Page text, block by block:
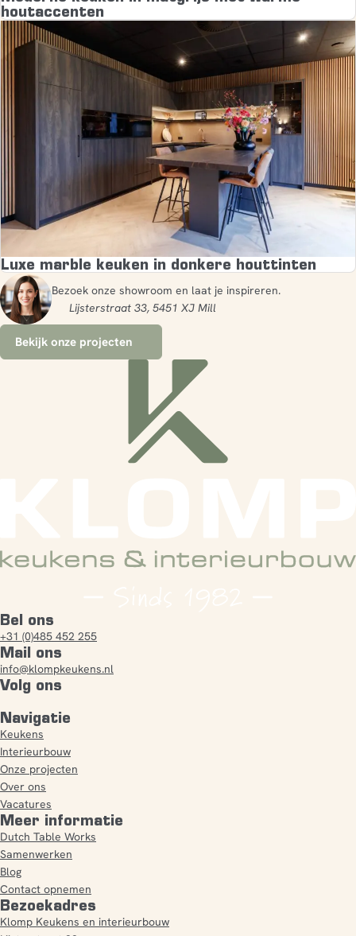
houtaccenten
Luxe marble keuken in donkere houttinten
Bezoek onze showroom en laat je inspireren.
Lijsterstraat 33, 5451 XJ Mill
Bekijk onze projecten
Bel ons
+31 (0)485 452 255
Mail ons
info@klompkeukens.nl
Volg ons
Navigatie
Keukens
Interieurbouw
Onze projecten
Over ons
Vacatures
Meer informatie
Dutch Table Works
Samenwerken
Blog
Contact opnemen
Bezoekadres
Klomp Keukens en interieurbouw